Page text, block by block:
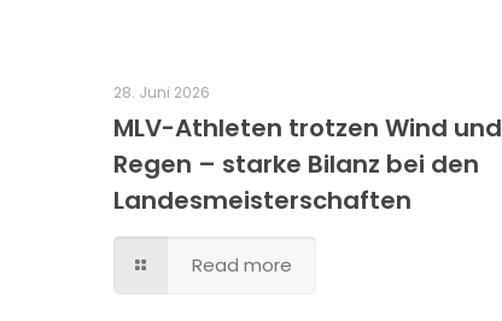
28. Juni 2026
MLV-Athleten trotzen Wind und
Regen – starke Bilanz bei den
Landesmeisterschaften
Read more